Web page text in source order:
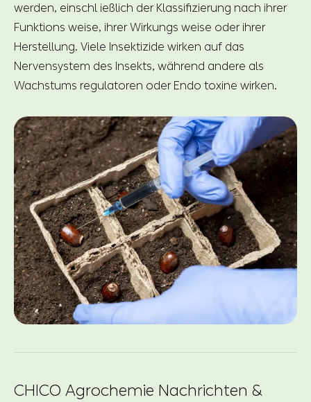
werden, einschl ießlich der Klassifizierung nach ihrer
Funktions weise, ihrer Wirkungs weise oder ihrer
Herstellung. Viele Insektizide wirken auf das
Nervensystem des Insekts, während andere als
Wachstums regulatoren oder Endo toxine wirken.
CHICO Agrochemie Nachrichten &